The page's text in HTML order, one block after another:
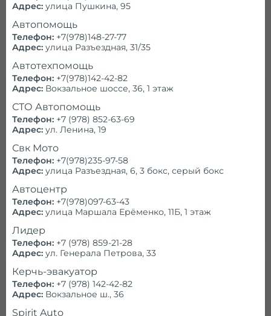
Позвоните нам!
Работаем ежедневно и круглосуточно
Справочник
Проконсультируем и ответим на
вопросы
Ищем партнеров в Керчи
Адрес: улица Пушкина, 95
Автопомощь
Телефон: +7(978)148-27-77
Адрес: улица Разъездная, 31/35
Автотехпомощь
Телефон: +7(978)142-42-82
Адрес: Вокзальное шоссе, 36, 1 этаж
СТО Автопомощь
Телефон: +7 (978) 852-63-69
Адрес: ул. Ленина, 19
Свк Мото
Телефон: +7(978)235-97-58
Адрес: улица Разъездная, 6, 3 бокс, серый бокс
Автоцентр
Телефон: +7(978)097-63-43
Адрес: улица Маршала Ерёменко, 11Б, 1 этаж
Лидер
Телефон: +7 (978) 859-21-28
Адрес: ул. Генерала Петрова, 33
Керчь-эвакуатор
Телефон: +7 (978) 142-42-82
Адрес: Вокзальное ш., 36
Spirit Auto